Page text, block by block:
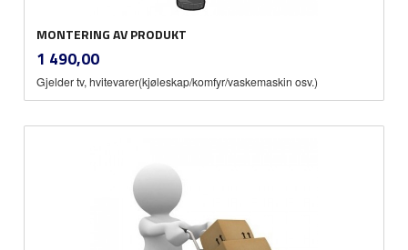
MONTERING AV PRODUKT
Pris
1 490,00mva.
Gjelder tv, hvitevarer(kjøleskap/komfyr/vaskemaskin osv.)